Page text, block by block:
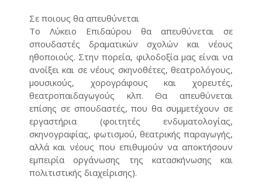
Σε ποιους θα απευθύνεται
Το Λύκειο Επιδαύρου θα απευθύνεται σε
σπουδαστές δραματικών σχολών και νέους
ηθοποιούς. Στην πορεία, φιλοδοξία μας είναι να
ανοίξει και σε νέους σκηνοθέτες, θεατρολόγους,
μουσικούς, χορογράφους και χορευτές,
θεατροπαιδαγωγούς κλπ. Θα απευθύνεται
επίσης σε σπουδαστές, που θα συμμετέχουν σε
εργαστήρια (φοιτητές ενδυματολογίας,
σκηνογραφίας, φωτισμού, θεατρικής παραγωγής,
αλλά και νέους που επιθυμούν να αποκτήσουν
εμπειρία οργάνωσης της κατασκήνωσης και
πολιτιστικής διαχείρισης).